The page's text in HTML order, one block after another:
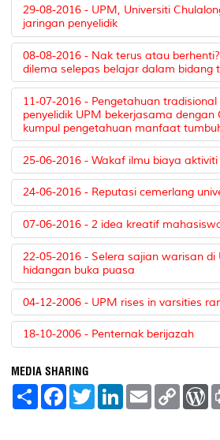
29-08-2016 - UPM, Universiti
jaringan penyelidik
08-08-2016 - Nak terus atau
dilema selepas belajar dalam bidang
11-07-2016 - Pengetahuan
penyelidik UPM bekerjasama dengan
kumpul pengetahuan manfaat
25-06-2016 - Wakaf ilmu biaya
24-06-2016 - Reputasi cemerlang
07-06-2016 - 2 idea kreatif
22-05-2016 - Selera sajian warisan
hidangan buka puasa
04-12-2006 - UPM rises in varsities
18-10-2006 - Penternak berijazah
MEDIA SHARING
S
F
a
T
w
L
E
m
C
W